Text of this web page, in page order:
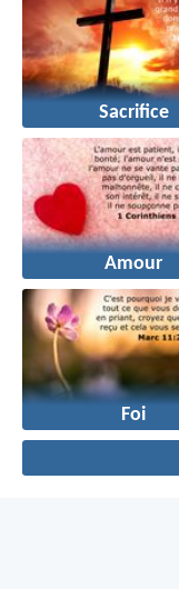
Sacrifice
Amour
Foi